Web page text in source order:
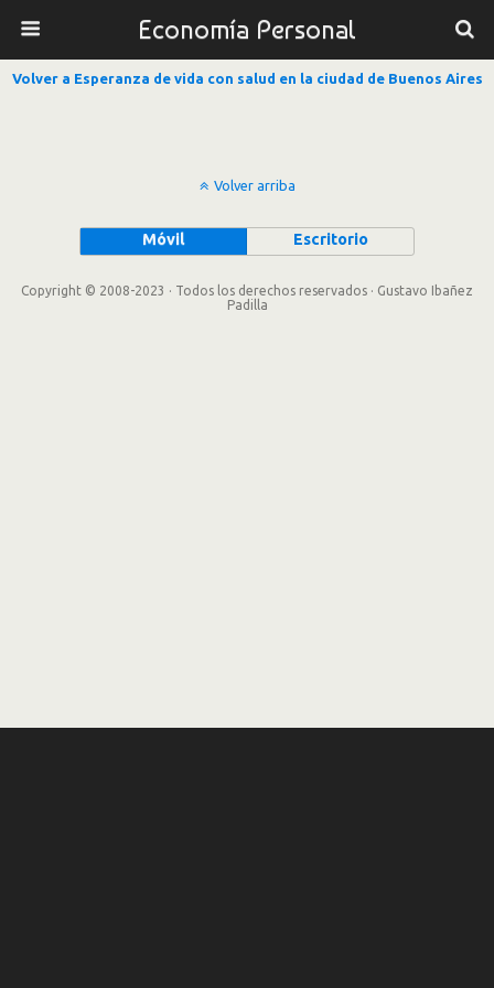
Economía Personal
Volver a Esperanza de vida con salud en la ciudad de Buenos Aires
Volver arriba
Móvil Escritorio
Copyright © 2008-2023 · Todos los derechos reservados · Gustavo Ibañez
Padilla